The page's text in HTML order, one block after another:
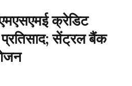
क्रेडिट
सेंट्रल बैंक